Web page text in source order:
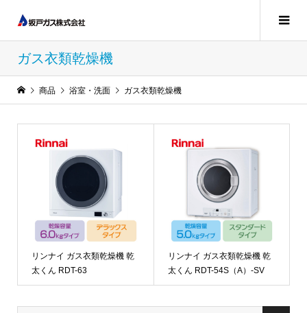
ガス衣類乾燥機
商品 浴室・洗面 ガス衣類乾燥機
リンナイ ガス衣類乾燥機 乾
太くん RDT-63
リンナイ ガス衣類乾燥機 乾
太くん RDT-54S（A）-SV